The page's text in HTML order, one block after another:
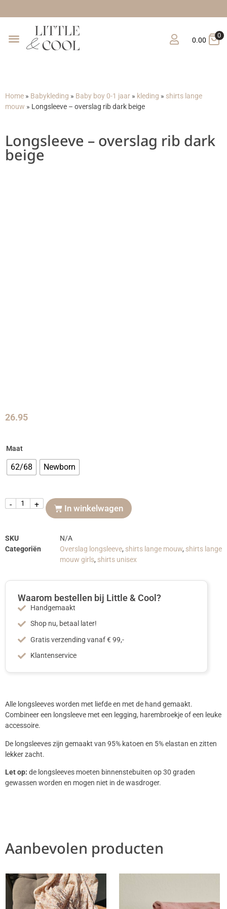
0.00
0
Home » Babykleding » Baby boy 0-1 jaar » kleding » shirts lange
mouw » Longsleeve – overslag rib dark beige
Longsleeve – overslag rib dark
beige
26.95
Maat
62/68 Newborn
- + In winkelwagen
SKU
N/A
Categoriën
Overslag longsleeve, shirts lange mouw, shirts lange
mouw girls, shirts unisex
Waarom bestellen bij Little & Cool?
Handgemaakt
Shop nu, betaal later!
Gratis verzending vanaf € 99,-
Klantenservice
Alle longsleeves worden met liefde en met de hand gemaakt.
Combineer een longsleeve met een legging, harembroekje of een leuke
accessoire.
De longsleeves zijn gemaakt van 95% katoen en 5% elastan en zitten
lekker zacht.
Let op: de longsleeves moeten binnenstebuiten op 30 graden
gewassen worden en mogen niet in de wasdroger.
Aanbevolen producten